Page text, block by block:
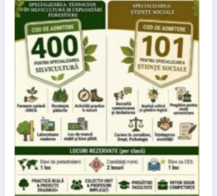
Cum funcționează sistemele de încălzire
dispozitivele electronice compacte
21/05/2026 Turnul Chindiei
Contact
Despre noi
Newscrunch - Magazine & BlogWordPressTemă 2026 | Propulsată de
SpiceThemes